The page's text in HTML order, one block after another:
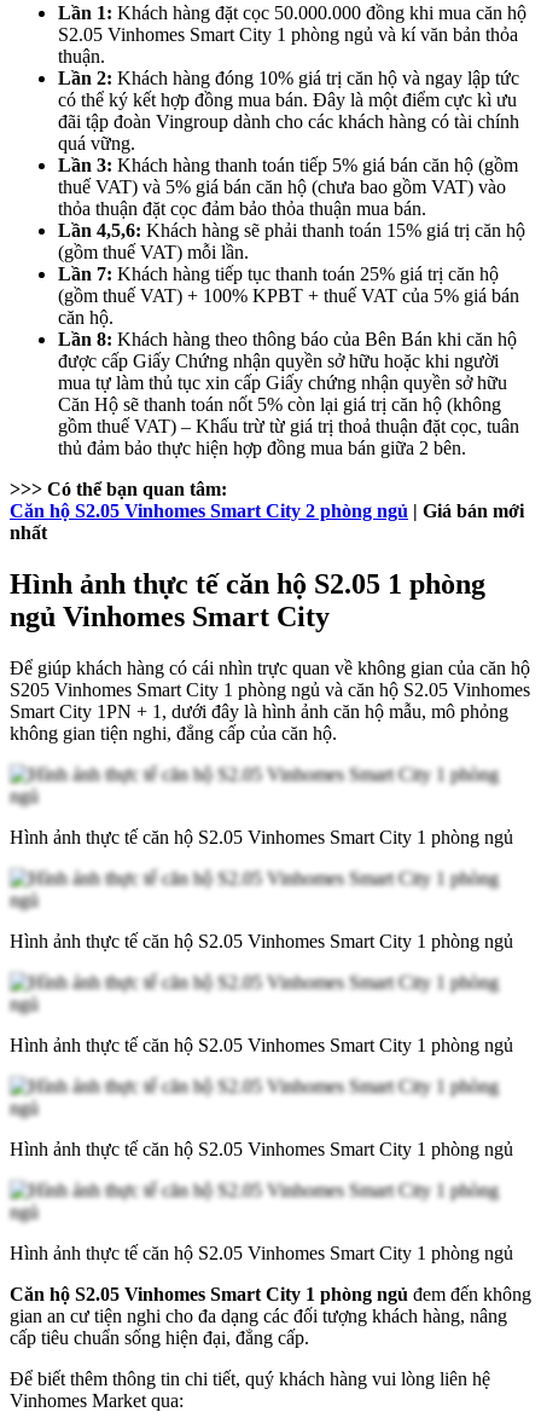
Lần 1: Khách hàng đặt cọc 50.000.000 đồng khi mua căn hộ
S2.05 Vinhomes Smart City 1 phòng ngủ và kí văn bản thỏa
thuận.
Lần 2: Khách hàng đóng 10% giá trị căn hộ và ngay lập tức
có thể ký kết hợp đồng mua bán. Đây là một điểm cực kì ưu
đãi tập đoàn Vingroup dành cho các khách hàng có tài chính
quá vững.
Lần 3: Khách hàng thanh toán tiếp 5% giá bán căn hộ (gồm
thuế VAT) và 5% giá bán căn hộ (chưa bao gồm VAT) vào
thỏa thuận đặt cọc đảm bảo thỏa thuận mua bán.
Lần 4,5,6: Khách hàng sẽ phải thanh toán 15% giá trị căn hộ
(gồm thuế VAT) mỗi lần.
Lần 7: Khách hàng tiếp tục thanh toán 25% giá trị căn hộ
(gồm thuế VAT) + 100% KPBT + thuế VAT của 5% giá bán
căn hộ.
Lần 8: Khách hàng theo thông báo của Bên Bán khi căn hộ
được cấp Giấy Chứng nhận quyền sở hữu hoặc khi người
mua tự làm thủ tục xin cấp Giấy chứng nhận quyền sở hữu
Căn Hộ sẽ thanh toán nốt 5% còn lại giá trị căn hộ (không
gồm thuế VAT) – Khấu trừ từ giá trị thoả thuận đặt cọc, tuân
thủ đảm bảo thực hiện hợp đồng mua bán giữa 2 bên.
>>> Có thể bạn quan tâm:
Căn hộ S2.05 Vinhomes Smart City 2 phòng ngủ | Giá bán mới
nhất
Hình ảnh thực tế căn hộ S2.05 1 phòng
ngủ Vinhomes Smart City
Để giúp khách hàng có cái nhìn trực quan về không gian của căn hộ
S205 Vinhomes Smart City 1 phòng ngủ và căn hộ S2.05 Vinhomes
Smart City 1PN + 1, dưới đây là hình ảnh căn hộ mẫu, mô phỏng
không gian tiện nghi, đẳng cấp của căn hộ.
Hình ảnh thực tế căn hộ S2.05 Vinhomes Smart City 1 phòng ngủ
Hình ảnh thực tế căn hộ S2.05 Vinhomes Smart City 1 phòng ngủ
Hình ảnh thực tế căn hộ S2.05 Vinhomes Smart City 1 phòng ngủ
Hình ảnh thực tế căn hộ S2.05 Vinhomes Smart City 1 phòng ngủ
Hình ảnh thực tế căn hộ S2.05 Vinhomes Smart City 1 phòng ngủ
Căn hộ S2.05 Vinhomes Smart City 1 phòng ngủ đem đến không
gian an cư tiện nghi cho đa dạng các đối tượng khách hàng, nâng
cấp tiêu chuẩn sống hiện đại, đẳng cấp.
Để biết thêm thông tin chi tiết, quý khách hàng vui lòng liên hệ
Vinhomes Market qua: